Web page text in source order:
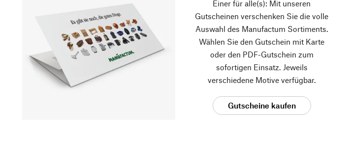
Einer für alle(s): Mit unseren
Gutscheinen verschenken Sie die volle
Auswahl des Manufactum Sortiments.
Wählen Sie den Gutschein mit Karte
oder den PDF-Gutschein zum
sofortigen Einsatz. Jeweils
verschiedene Motive verfügbar.
Gutscheine kaufen